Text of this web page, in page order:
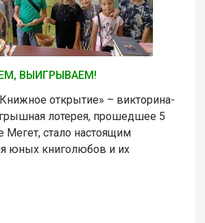
ВЫИГРЫВАЕМ!
открытие» – викторина-
лотерея, прошедшее 5
Мегет, стало настоящим
юных книголюбов и их